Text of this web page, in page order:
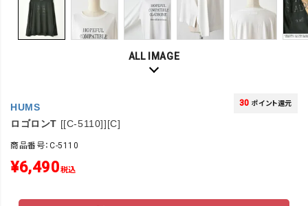
ALL IMAGE
HUMS
ロゴロンT [[C-5110]][C]
30 ポイント還元
商品番号：C-5110
¥6,490税込